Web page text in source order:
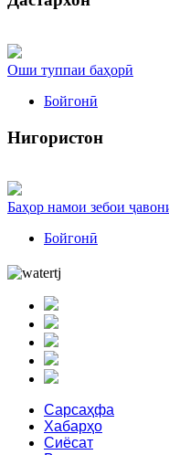
Оши туппаи баҳорӣ
Бойгонӣ
Нигористон
Баҳор намои зебои
Бойгонӣ
Сарсаҳфа
Хабарҳо
Сиёсат